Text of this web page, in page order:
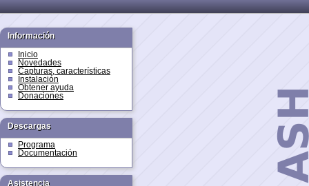
Información
Inicio
Novedades
Capturas, características
Instalación
Obtener ayuda
Donaciones
Descargas
Programa
Documentación
Asistencia